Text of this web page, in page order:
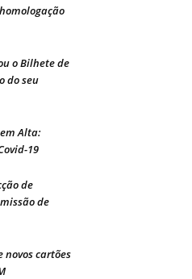
o Bilhete de
do seu
Alta:
19
de
de
novos cartões